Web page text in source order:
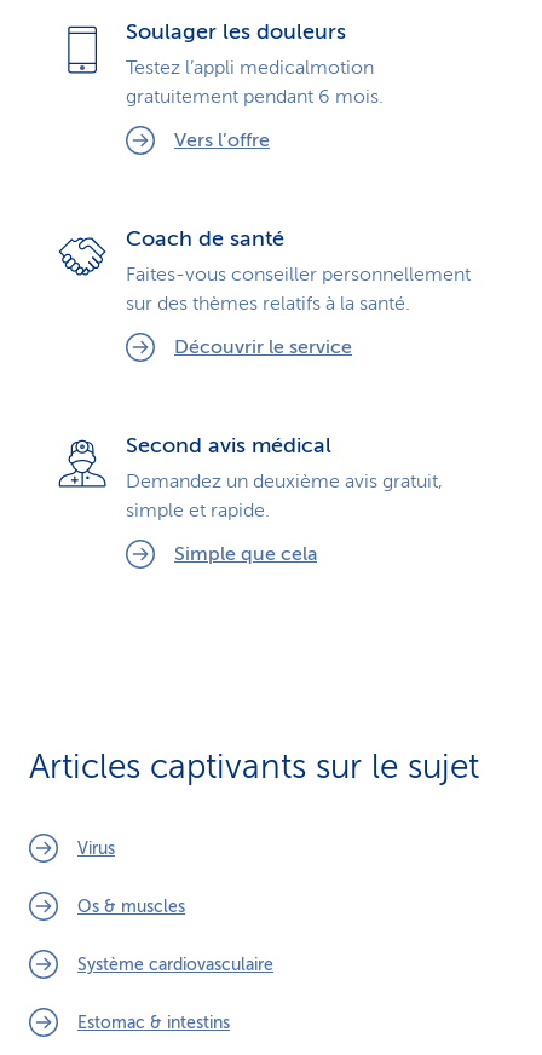
Soulager les douleurs
Testez l’appli medicalmotion
gratuitement pendant 6 mois.
Vers l’offre
Coach de santé
Faites-vous conseiller personnellement
sur des thèmes relatifs à la santé.
Découvrir le service
Second avis médical
Demandez un deuxième avis gratuit,
simple et rapide.
Simple que cela
Articles captivants sur le sujet
Virus
Os & muscles
Système cardiovasculaire
Estomac & intestins